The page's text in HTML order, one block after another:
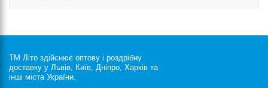
ТМ Літо здійснює оптову і роздрібну
доставку у Львів, Київ, Дніпро, Харків та
інші міста України.